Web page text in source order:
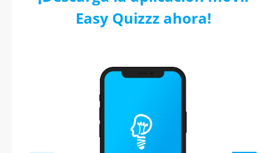
Easy Quizzz ahora!